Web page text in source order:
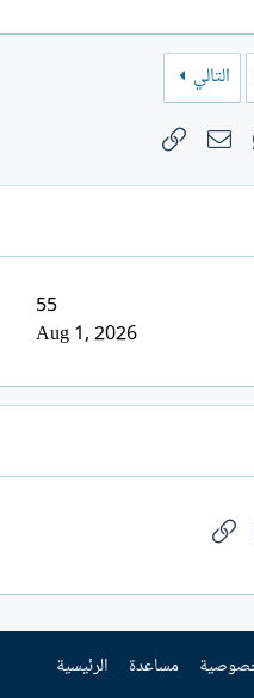
الناس في شأنه
ومكونه الثقافي ورؤيته
من زاوية مختلفة ناقد
التالي
WhatsAppالبريد الإلكتروني
55
Aug 1, 2026
البريد الإلكتروني
مساعدة الرئيسية